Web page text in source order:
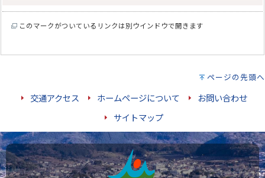
このマークがついているリンクは別ウインドウで開きます
ページの先頭へ
交通アクセス ホームページについて
お問い合わせ
サイトマップ